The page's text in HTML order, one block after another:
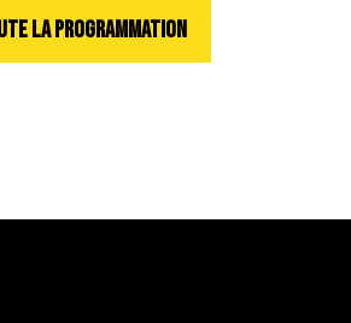
LA PROGRAMMATION